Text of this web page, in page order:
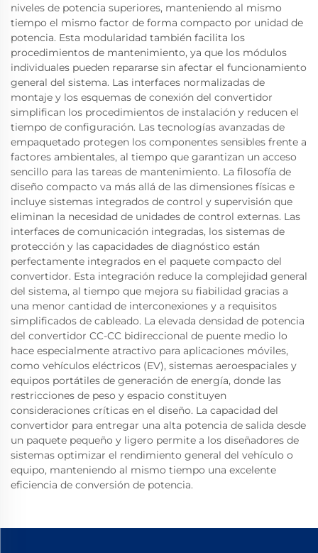
niveles de potencia superiores, manteniendo al mismo
tiempo el mismo factor de forma compacto por unidad de
potencia. Esta modularidad también facilita los
procedimientos de mantenimiento, ya que los módulos
individuales pueden repararse sin afectar el funcionamiento
general del sistema. Las interfaces normalizadas de
montaje y los esquemas de conexión del convertidor
simplifican los procedimientos de instalación y reducen el
tiempo de configuración. Las tecnologías avanzadas de
empaquetado protegen los componentes sensibles frente a
factores ambientales, al tiempo que garantizan un acceso
sencillo para las tareas de mantenimiento. La filosofía de
diseño compacto va más allá de las dimensiones físicas e
incluye sistemas integrados de control y supervisión que
eliminan la necesidad de unidades de control externas. Las
interfaces de comunicación integradas, los sistemas de
protección y las capacidades de diagnóstico están
perfectamente integrados en el paquete compacto del
convertidor. Esta integración reduce la complejidad general
del sistema, al tiempo que mejora su fiabilidad gracias a
una menor cantidad de interconexiones y a requisitos
simplificados de cableado. La elevada densidad de potencia
del convertidor CC-CC bidireccional de puente medio lo
hace especialmente atractivo para aplicaciones móviles,
como vehículos eléctricos (EV), sistemas aeroespaciales y
equipos portátiles de generación de energía, donde las
restricciones de peso y espacio constituyen
consideraciones críticas en el diseño. La capacidad del
convertidor para entregar una alta potencia de salida desde
un paquete pequeño y ligero permite a los diseñadores de
sistemas optimizar el rendimiento general del vehículo o
equipo, manteniendo al mismo tiempo una excelente
eficiencia de conversión de potencia.